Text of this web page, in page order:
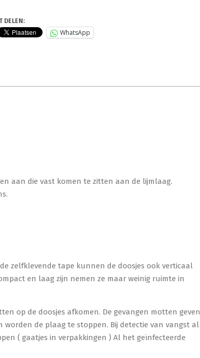
DELEN:
WhatsApp
aan die vast komen te zitten aan de lijmlaag.
zelfklevende tape kunnen de doosjes ook verticaal
en laag zijn nemen ze maar weinig ruimte in
op de doosjes afkomen. De gevangen motten geven
de plaag te stoppen. Bij detectie van vangst al
( gaatjes in verpakkingen ) Al het geïnfecteerde